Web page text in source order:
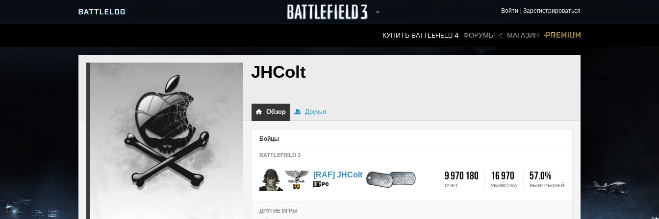
Войти Зарегистрироваться
КУПИТЬ BATTLEFIELD 4 ФОРУМЫ МАГАЗИН
ПРОСМОТР СЕРВЕРОВ
СПИСКИ ЛИДЕРОВ
JHColt
Обзор Друзья
Бойцы
BATTLEFIELD 3
9 970 180 16 970 57.0%
СЧЕТ УБИЙСТВА ВЫИГРЫШЕЙ
[RAF] JHColt
ДРУГИЕ ИГРЫ